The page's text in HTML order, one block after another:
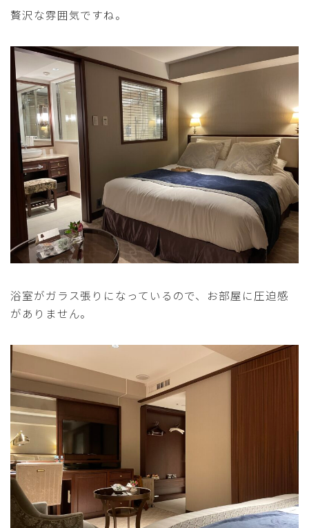
贅沢な雰囲気ですね。
浴室がガラス張りになっているので、お部屋に圧迫感
がありません。